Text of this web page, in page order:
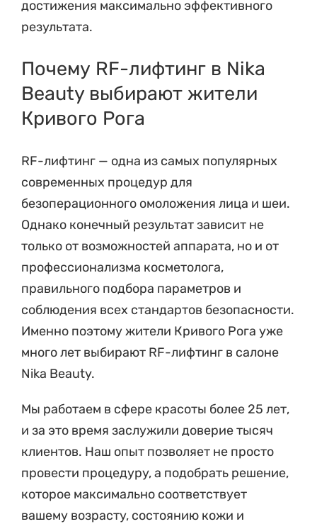
достижения максимально эффективного
результата.
Почему RF-лифтинг в Nika
Beauty выбирают жители
Кривого Рога
RF-лифтинг — одна из самых популярных
современных процедур для
безоперационного омоложения лица и шеи.
Однако конечный результат зависит не
только от возможностей аппарата, но и от
профессионализма косметолога,
правильного подбора параметров и
соблюдения всех стандартов безопасности.
Именно поэтому жители Кривого Рога уже
много лет выбирают RF-лифтинг в салоне
Nika Beauty.
Мы работаем в сфере красоты более 25 лет,
и за это время заслужили доверие тысяч
клиентов. Наш опыт позволяет не просто
провести процедуру, а подобрать решение,
которое максимально соответствует
вашему возрасту, состоянию кожи и